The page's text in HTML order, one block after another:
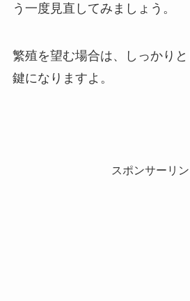
う一度見直してみましょう。
繁殖を望む場合は、しっかり
鍵になりますよ。
スポンサーリン